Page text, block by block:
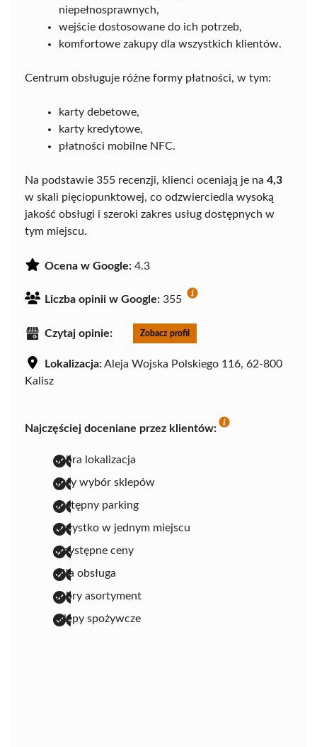
niepełnosprawnych,
wejście dostosowane do ich potrzeb,
komfortowe zakupy dla wszystkich klientów.
Centrum obsługuje różne formy płatności, w tym:
karty debetowe,
karty kredytowe,
płatności mobilne NFC.
Na podstawie 355 recenzji, klienci oceniają je na 4,3
w skali pięciopunktowej, co odzwierciedla wysoką
jakość obsługi i szeroki zakres usług dostępnych w
tym miejscu.
Ocena w Google: 4.3
Liczba opinii w Google: 355
Czytaj opinie: Zobacz profil
Lokalizacja:Aleja Wojska Polskiego 116, 62-800
Kalisz
Najczęściej doceniane przez klientów:
dobra lokalizacja
duży wybór sklepów
dostępny parking
wszystko w jednym miejscu
przystępne ceny
miła obsługa
dobry asortyment
sklepy spożywcze